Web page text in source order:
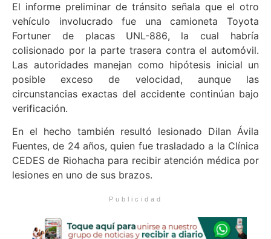
El informe preliminar de tránsito señala que el otro
vehículo involucrado fue una camioneta Toyota
Fortuner de placas UNL-886, la cual habría
colisionado por la parte trasera contra el automóvil.
Las autoridades manejan como hipótesis inicial un
posible exceso de velocidad, aunque las
circunstancias exactas del accidente continúan bajo
verificación.
En el hecho también resultó lesionado Dilan Ávila
Fuentes, de 24 años, quien fue trasladado a la Clínica
CEDES de Riohacha para recibir atención médica por
lesiones en uno de sus brazos.
Publicidad